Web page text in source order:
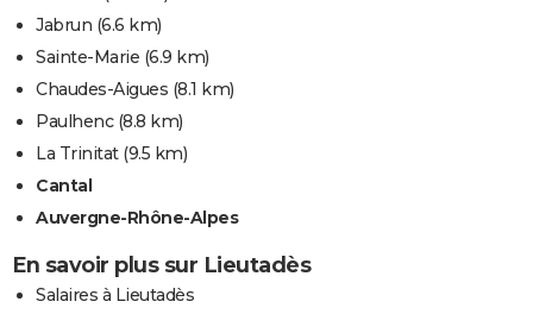
Jabrun (6.6 km)
Sainte-Marie (6.9 km)
Chaudes-Aigues (8.1 km)
Paulhenc(8.8 km)
La Trinitat(9.5 km)
Cantal
Auvergne-Rhône-Alpes
En savoir plus sur Lieutadès
Salaires à Lieutadès